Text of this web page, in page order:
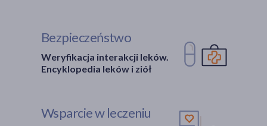
Bezpieczeństwo
Weryfikacja interakcji leków.
Encyklopedia leków i ziół
Wsparcie w leczeniu